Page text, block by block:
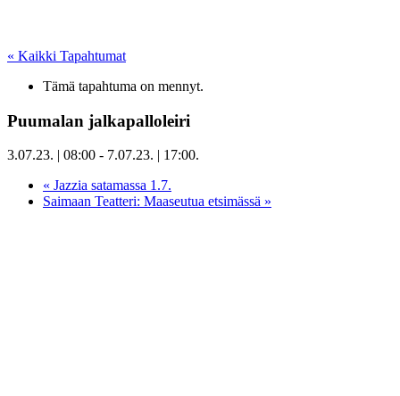
« Kaikki Tapahtumat
Tämä tapahtuma on mennyt.
Puumalan jalkapalloleiri
3.07.23. | 08:00 - 7.07.23. | 17:00.
« Jazzia satamassa 1.7.
Saimaan Teatteri: Maaseutua etsimässä »